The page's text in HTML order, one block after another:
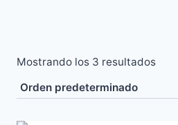
Mostrando los 3 resultados